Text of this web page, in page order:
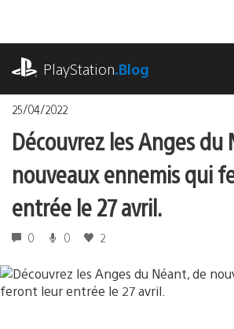
contenu
PlayStation.Blog
25/04/2022
Découvrez les Anges du
nouveaux ennemis qui
entrée le 27 avril.
0 0 2